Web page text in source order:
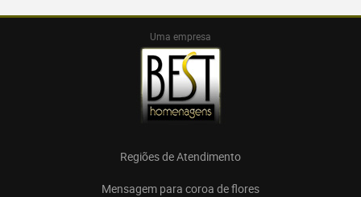
Uma empresa
Regiões de Atendimento
Mensagem para coroa de flores